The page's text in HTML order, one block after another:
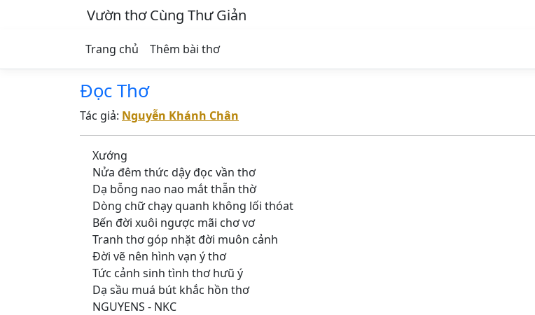
Vườn thơ Cùng Thư Giản
Trang chủ Thêm bài thơ
Đọc Thơ
Tác giả: Nguyễn Khánh Chân
Xướng
Nửa đêm thức dậy đọc vần thơ
Dạ bỗng nao nao mắt thẫn thờ
Dòng chữ chạy quanh không lối thóat
Bến đời xuôi ngược mãi chơ vơ
Tranh thơ góp nhặt đời muôn cảnh
Đời vẽ nên hình vạn ý thơ
Tức cảnh sinh tình thơ hưũ ý
Dạ sầu muá bút khắc hồn thơ
NGUYENS - NKC